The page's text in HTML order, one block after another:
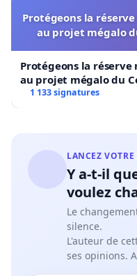
Protégeons la
au projet mégalo
Protégeons la
au projet mégalo du
1 133 signatures
LANCEZ
Y a-t-il
voulez
Le
silence.
L'auteur de
ses opinions.